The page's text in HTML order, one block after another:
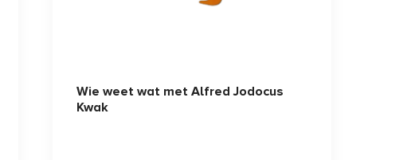
Wie weet wat met Alfred Jodocus
Kwak